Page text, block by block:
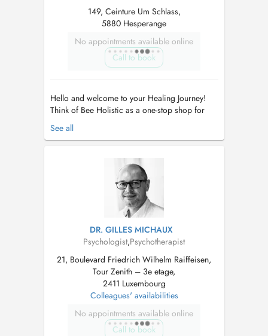
149, Ceinture Um Schlass,
5880 Hesperange
No appointments available online
Call to book
Hello and welcome to your Healing Journey!
Think of Bee Holistic as a one-stop shop for
individuals such as yourself, who wish to
improve and nurture their wellbeing. We offer
healing, blending Psychology with techniques
like NLP and Sophrology to ...
See all
DR. GILLES MICHAUX
Psychologist,Psychotherapist
21, Boulevard Friedrich Wilhelm Raiffeisen,
Tour Zenith – 3e etage,
2411 Luxembourg
Colleagues' availabilities
No appointments available online
Call to book